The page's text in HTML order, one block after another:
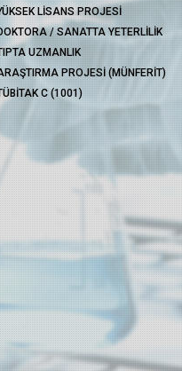
LİSANS PROJESİ
/ SANATTA YETERLİLİK
UZMANLIK
PROJESİ (MÜNFERİT)
C (1001)